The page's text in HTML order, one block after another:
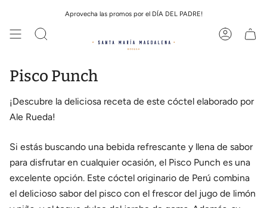
Aprovecha las promos por el DÍA DEL PADRE!
Búsqueda Cuenta
Pisco Punch
¡Descubre la deliciosa receta de este cóctel elaborado por
Ale Rueda!
Si estás buscando una bebida refrescante y llena de sabor
para disfrutar en cualquier ocasión, el Pisco Punch es una
excelente opción. Este cóctel originario de Perú combina
el delicioso sabor del pisco con el frescor del jugo de limón